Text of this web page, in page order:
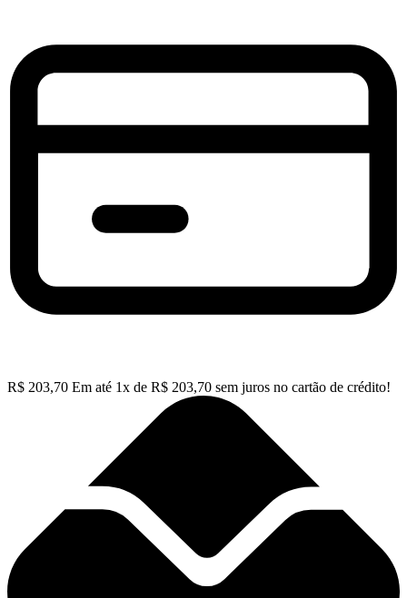
R$ 203,70 Em até 1x de R$ 203,70 sem juros no cartão de crédito!